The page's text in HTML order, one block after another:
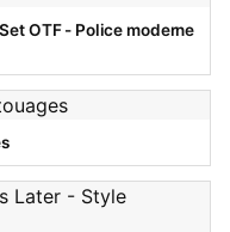
OTF - Police moderne